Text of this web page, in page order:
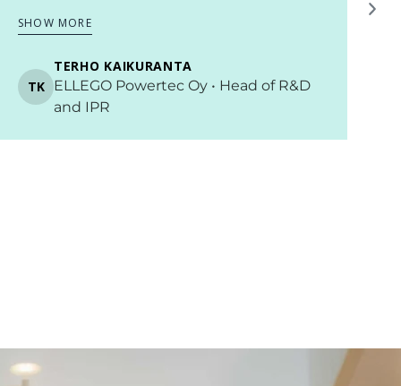
SHOW MORE
TK
TERHO KAIKURANTA
Halikko • ELLEGO Powertec Oy • Head
of R&D and IPR